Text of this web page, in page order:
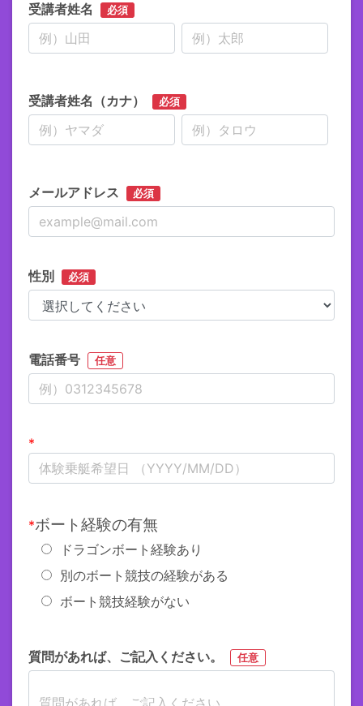
受講者姓名 必須
受講者姓名（カナ） 必須
メールアドレス 必須
性別 必須
電話番号 任意
*
*ボート経験の有無
ドラゴンボート経験あり
別のボート競技の経験がある
ボート競技経験がない
質問があれば、ご記入ください。 任意